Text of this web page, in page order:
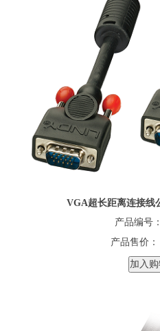
VGA超长距离连接线
产品编号
产品售价：
加入